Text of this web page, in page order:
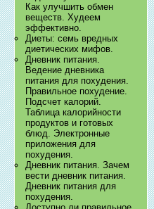
Как улучшить обмен
веществ. Худеем
эффективно.
Диеты: семь вредных
диетических мифов.
Дневник питания.
Ведение дневника
питания для похудения.
Правильное похудение.
Подсчет калорий.
Таблица калорийности
продуктов и готовых
блюд. Электронные
приложения для
похудения.
Дневник питания. Зачем
вести дневник питания.
Дневник питания для
похудения.